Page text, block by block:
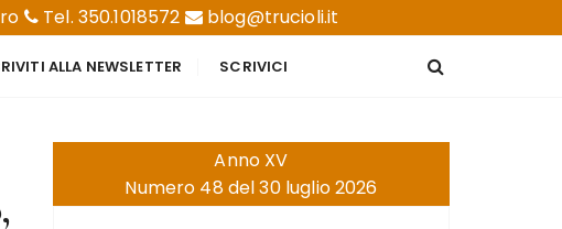
Tel. 350.1018572 blog@trucioli.it
ALLA NEWSLETTER SCRIVICI
Anno XV
Numero 48 del 30 luglio 2026